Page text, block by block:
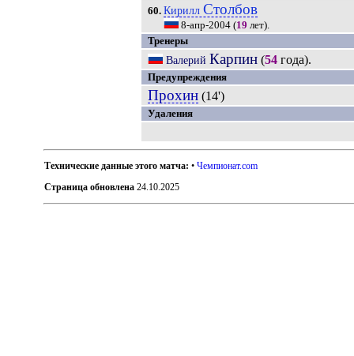
60. Кирилл Столбов
8-апр-2004(19 лет).
Тренеры
Валерий Карпин(54года).
Предупреждения
Прохин(14')
Удаления
Технические данные этого матча: •Чемпионат.com
Страница обновлена 24.10.2025